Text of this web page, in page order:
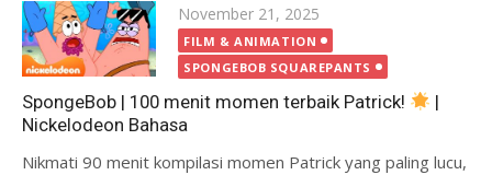
Posted
on
November 21, 2025
FILM & ANIMATION
SPONGEBOB SQUAREPANTS
SpongeBob | 100 menit momen terbaik Patrick!
|
Nickelodeon Bahasa
Nikmati 90 menit kompilasi momen Patrick yang paling lucu,